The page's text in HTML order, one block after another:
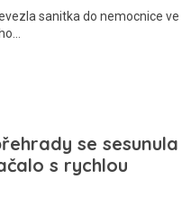
sanitka do nemocnice ve
se sesunula
s rychlou